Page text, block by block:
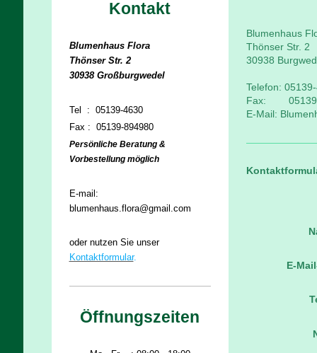
Blumenhaus
Thönser Str. 2
30938
Telefon:
Fax: 05139-
E-Mail:
E-
Kontakt
Blumenhaus Flora
Thönser Str. 2
30938 Großburgwedel
Tel : 05139-4630
Fax : 05139-894980
Persönliche Beratung &
Vorbestellung möglich
E-mail:
blumenhaus.flora@gmail.com
oder nutzen Sie unser
Kontaktformular.
Öffnungszeiten